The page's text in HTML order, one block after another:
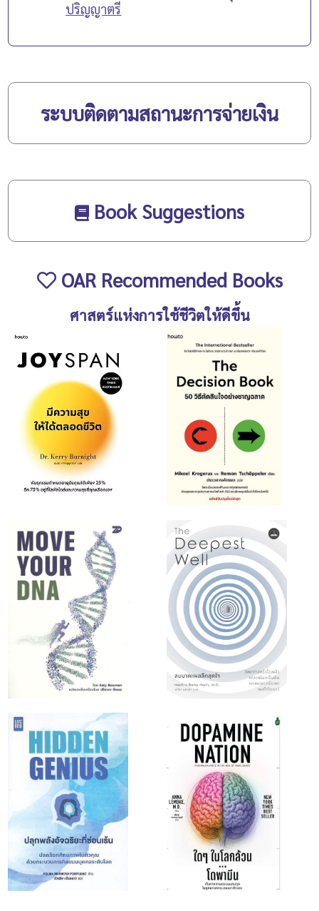
ปริญญาตรี
ระบบติดตามสถานะการจ่ายเงิน
Book Suggestions
OAR Recommended Books
ศาสตร์แห่งการใช้ชีวิตให้ดีขึ้น